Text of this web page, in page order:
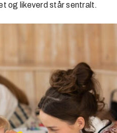
og likeverd står sentralt.